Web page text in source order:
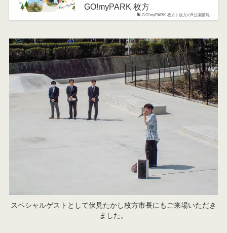
GO!myPARK 枚方 | 枚方の5公園情報…
GO!myPARK 枚方
スペシャルゲストとして伏見たかし枚方市長にもご来場いただき
ました。